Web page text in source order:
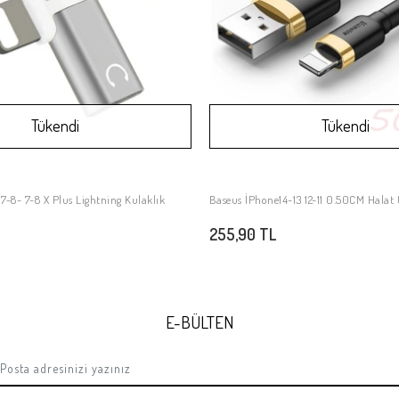
Stokta Yok
Tükendi
8- 7-8 X Plus Lightning Kulaklık
Stokta Yok
Tükendi
Baseus
255,90 TL
E-BÜLTEN